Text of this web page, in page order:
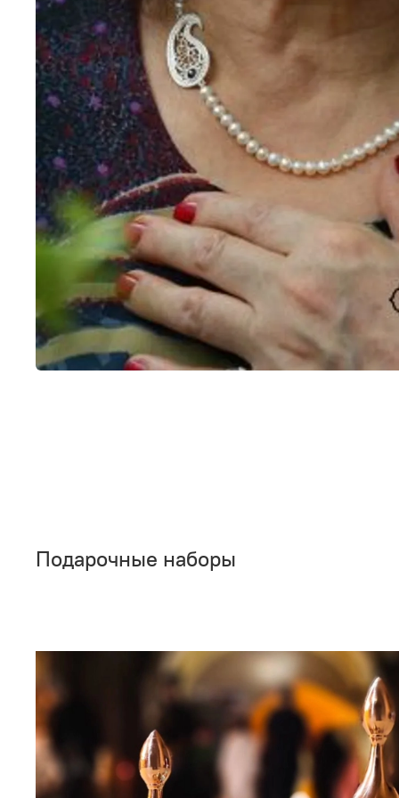
Подарочные наборы